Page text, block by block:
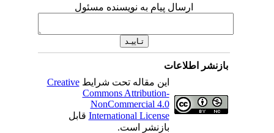
ارسال پیام به نویسنده مسئول
بازنشر اطلاعات
این مقاله تحت شرایطCreative
Commons Attribution-
NonCommercial 4.0
International Licenseقابل
بازنشر است.